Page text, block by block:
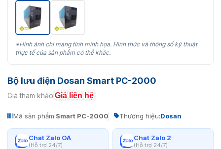
*Hình ảnh chỉ mang tính minh họa. Hình thức và thông số kỹ thuật
thực tế của sản phẩm có thể khác.
Bộ lưu điện Dosan Smart PC-2000
Giá tham khảo:Giá liên hệ
Mã sản phẩm:Smart PC-2000 Thương hiệu:Dosan
Chat Zalo OA
(Hỗ trợ 24/7)
Chat Zalo 2
(Hỗ trợ 24/7)